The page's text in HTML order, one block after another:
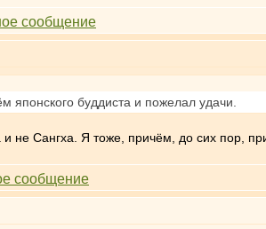
японского буддиста и пожелал удачи.
не Сангха. Я тоже, причём, до сих пор,